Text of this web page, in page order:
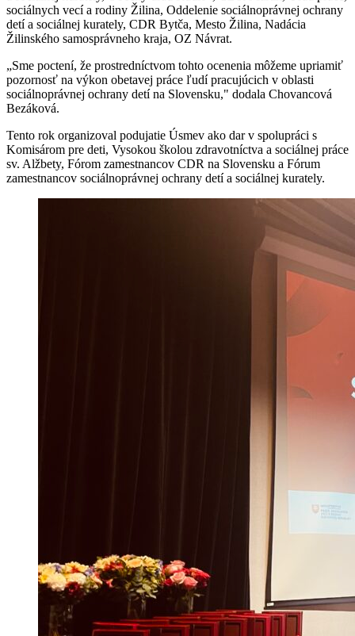
sociálnych vecí a rodiny Žilina, Oddelenie sociálnoprávnej ochrany
detí a sociálnej kurately, CDR Bytča, Mesto Žilina, Nadácia
Žilinského samosprávneho kraja, OZ Návrat.
„Sme poctení, že prostredníctvom tohto ocenenia môžeme upriamiť
pozornosť na výkon obetavej práce ľudí pracujúcich v oblasti
sociálnoprávnej ochrany detí na Slovensku," dodala Chovancová
Bezáková.
Tento rok organizoval podujatie Úsmev ako dar v spolupráci s
Komisárom pre deti, Vysokou školou zdravotníctva a sociálnej práce
sv. Alžbety, Fórom zamestnancov CDR na Slovensku a Fórum
zamestnancov sociálnoprávnej ochrany detí a sociálnej kurately.